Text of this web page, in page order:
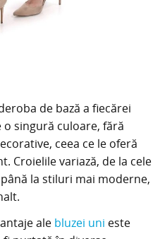
de bază a fiecărei
o singură culoare, fără
ceea ce le oferă
Croielile variază, de la cele
la stiluri mai moderne,
ale bluzei uni este